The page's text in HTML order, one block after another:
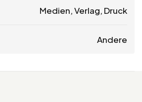
Medien, Verlag, Druck
Andere